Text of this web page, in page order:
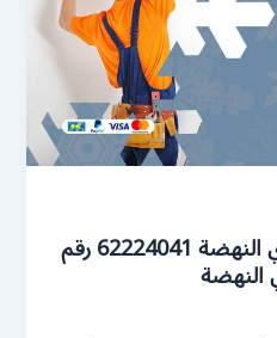
فني صيانة تكييف مركزي النهضة 62224041 رقم